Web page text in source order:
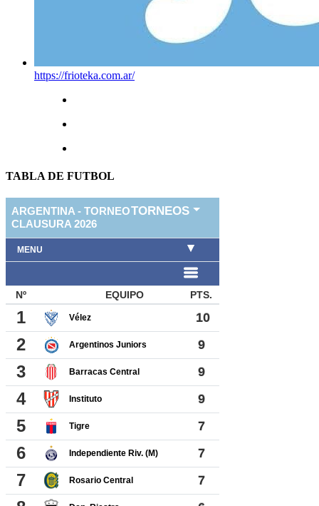
https://frioteka.com.ar/
TABLA DE FUTBOL